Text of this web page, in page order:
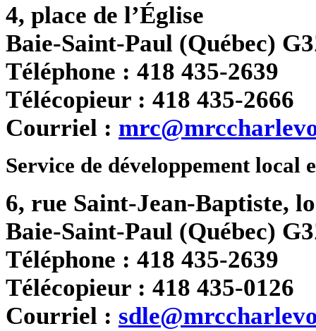
4, place de l’Église
Baie-Saint-Paul (Québec)
Téléphone : 418 435-2639
Télécopieur : 418 435-2666
Courriel :
Service de développement
6, rue Saint-Jean-Baptiste,
Baie-Saint-Paul (Québec)
Téléphone : 418 435-2639
Télécopieur : 418 435-0126
Courriel :